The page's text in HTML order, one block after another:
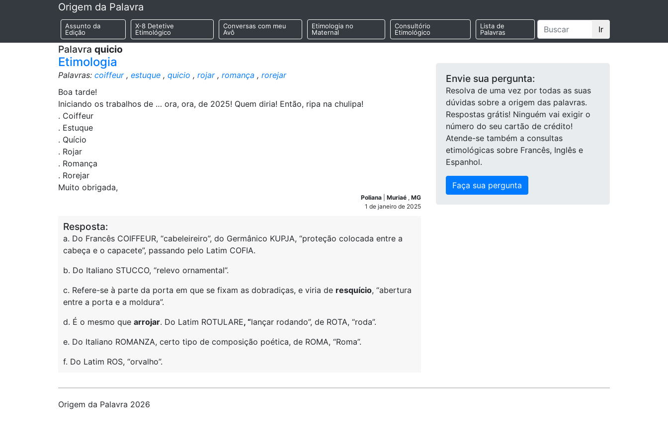
Origem da Palavra
Assunto da
Edição
X-8 Detetive
Etimológico
Conversas com meu
Avô
Etimologia no
Maternal
Consultório
Etimológico
Lista de
Palavras
Ir
Palavra quicio
Etimologia
Palavras: coiffeur, estuque , quicio , rojar, romança , rorejar
Boa tarde!
Iniciando os trabalhos de … ora, ora, de 2025! Quem diria! Então, ripa na chulipa!
. Coiffeur
. Estuque
. Quício
. Rojar
. Romança
. Rorejar
Muito obrigada,
Poliana Muriaé , MG
1 de janeiro de 2025
Resposta:
a. Do Francês COIFFEUR, “cabeleireiro”, do Germânico KUPJA, “proteção colocada entre a
cabeça e o capacete”, passando pelo Latim COFIA.
b. Do Italiano STUCCO, “relevo ornamental”.
c. Refere-se à parte da porta em que se fixam as dobradiças, e viria de resquício, “abertura
entre a porta e a moldura”.
d. É o mesmo que arrojar. Do Latim ROTULARE, “lançar rodando”, de ROTA, “roda”.
e. Do Italiano ROMANZA, certo tipo de composição poética, de ROMA, “Roma”.
f. Do Latim ROS, “orvalho”.
Envie sua pergunta:
Resolva de uma vez por todas as suas
dúvidas sobre a origem das palavras.
Respostas grátis! Ninguém vai exigir o
número do seu cartão de crédito!
Atende-se também a consultas
etimológicas sobre Francês, Inglês e
Espanhol.
Faça sua pergunta
Origem da Palavra 2026